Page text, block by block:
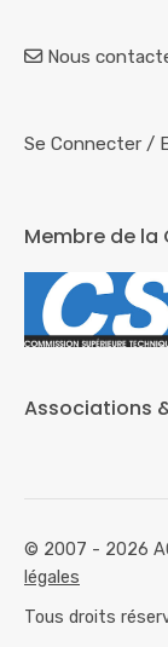
Nous
Se Connecter /
Membre de la
Associations
© 2007 - 2026
légales
Tous droits